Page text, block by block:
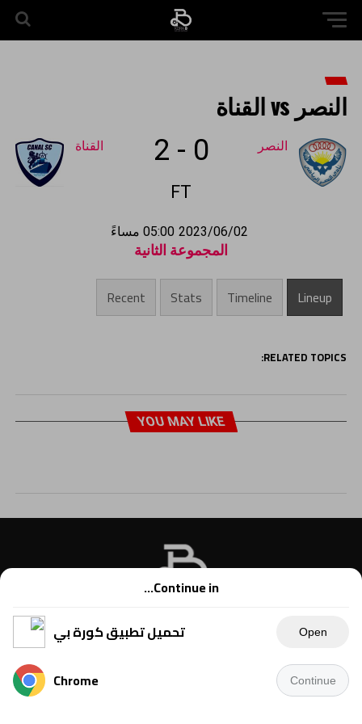
النصر vs القناة
النصر 0
-
2
FT
القناة
2023/06/02 05:00 مساءً
المجموعة الثانية
Lineup
Timeline
Stats
Recent
RELATED TOPICS:
YOU MAY LIKE
Copyright © 2021 Kora B, powered by Ahmednet.info
Continue in...
تحميل تطبيق كورة بي
Open
Chrome Continue